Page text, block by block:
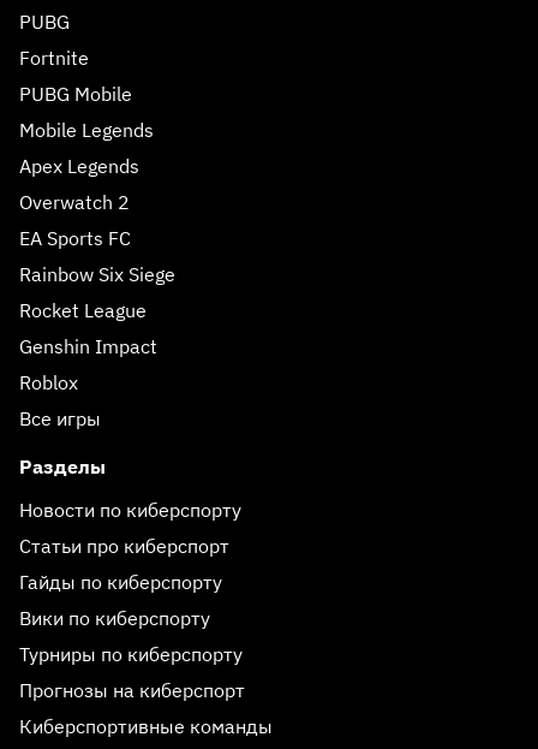
PUBG
Fortnite
PUBG Mobile
Mobile Legends
Apex Legends
Overwatch 2
EA Sports FC
Rainbow Six Siege
Rocket League
Genshin Impact
Roblox
Все игры
Разделы
Новости по киберспорту
Статьи про киберспорт
Гайды по киберспорту
Вики по киберспорту
Турниры по киберспорту
Прогнозы на киберспорт
Киберспортивные команды